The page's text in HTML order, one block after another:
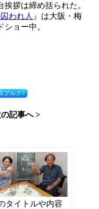
拶は締め括られた。
われ人 』は大阪・梅
ショー中。
ブルク7
記事へ >
タイトルや内容